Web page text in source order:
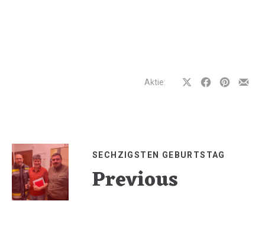
Aktie:
Auf
Auf
Auf
Teilen
SECHZIGSTEN GEBURTSTAG
Previous